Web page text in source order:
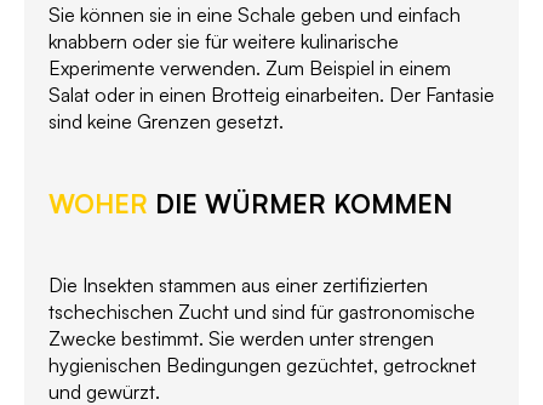
Sie können sie in eine Schale geben und einfach
knabbern oder sie für weitere kulinarische
Experimente verwenden. Zum Beispiel in einem
Salat oder in einen Brotteig einarbeiten. Der Fantasie
sind keine Grenzen gesetzt.
WOHER DIE WÜRMER KOMMEN
Die Insekten stammen aus einer zertifizierten
tschechischen Zucht und sind für gastronomische
Zwecke bestimmt. Sie werden unter strengen
hygienischen Bedingungen gezüchtet, getrocknet
und gewürzt.